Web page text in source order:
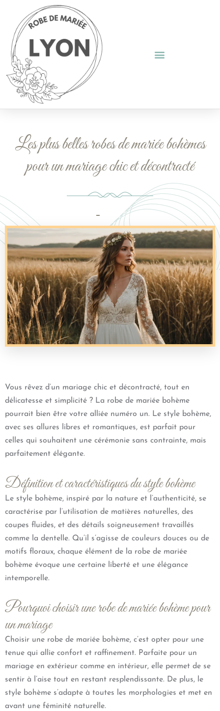
Les plus belles robes de mariée bohèmes
pour un mariage chic et décontracté
Aucun Commentaire
Vous rêvez d’un mariage chic et décontracté, tout en
délicatesse et simplicité ? La robe de mariée bohème
pourrait bien être votre alliée numéro un. Le style bohème,
avec ses allures libres et romantiques, est parfait pour
celles qui souhaitent une cérémonie sans contrainte, mais
parfaitement élégante.
Définition et caractéristiques du style bohème
Le style bohème, inspiré par la nature et l’authenticité, se
caractérise par l’utilisation de matières naturelles, des
coupes fluides, et des détails soigneusement travaillés
comme la dentelle. Qu’il s’agisse de couleurs douces ou de
motifs floraux, chaque élément de la robe de mariée
bohème évoque une certaine liberté et une élégance
intemporelle.
Pourquoi choisir une robe de mariée bohème pour
un mariage
Choisir une robe de mariée bohème, c’est opter pour une
tenue qui allie confort et raffinement. Parfaite pour un
mariage en extérieur comme en intérieur, elle permet de se
sentir à l’aise tout en restant resplendissante. De plus, le
style bohème s’adapte à toutes les morphologies et met en
avant une féminité naturelle.